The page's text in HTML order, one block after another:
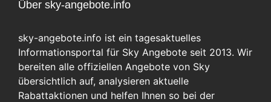
Über sky-angebote.info
sky-angebote.info ist ein tagesaktuelles
Informationsportal für Sky Angebote seit 2013. Wir
bereiten alle offiziellen Angebote von Sky
übersichtlich auf, analysieren aktuelle
Rabattaktionen und helfen Ihnen so bei der